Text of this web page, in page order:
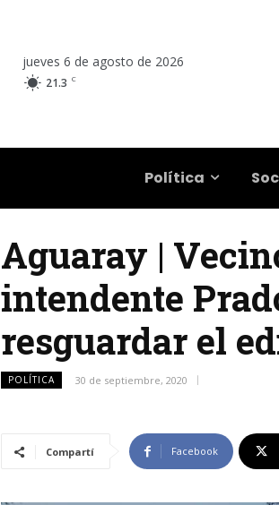
jueves 6 de agosto de 2026
21.3 C
Política
Aguaray |
intendente
resguardar el
POLÍTICA 30 de septiembre, 2020
Compartí Facebook